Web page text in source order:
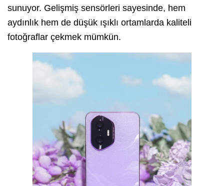
sunuyor. Gelişmiş sensörleri sayesinde, hem
aydınlık hem de düşük ışıklı ortamlarda kaliteli
fotoğraflar çekmek mümkün.